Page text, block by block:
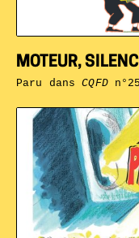
MOTEUR,
Paru dansCQFD